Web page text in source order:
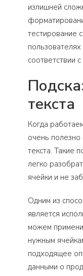
излишней
тестирование
соответствии
текста
Когда
очень полезно
текста. Такие
легко
ячейки и не
Одним из
является
можем
нужным
подходящее
данными о